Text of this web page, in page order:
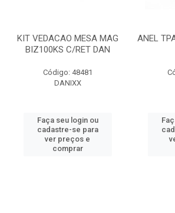
KIT VEDACAO MESA MAG
BIZ100KS C/RET DAN
Código: 48481
DANIXX
Faça seu login ou
cadastre-se para
ver preços e
comprar
ANEL